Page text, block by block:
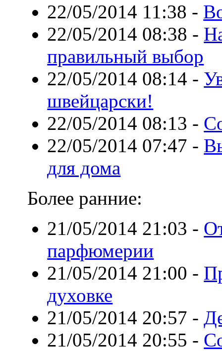
22/05/2014 11:38 -
22/05/2014 08:38 -
правильный выбор
22/05/2014 08:14 -
швейцарски!
22/05/2014 08:13 -
22/05/2014 07:47 -
для дома
Более ранние:
21/05/2014 21:03 -
парфюмерии
21/05/2014 21:00 -
духовке
21/05/2014 20:57 -
21/05/2014 20:55 -